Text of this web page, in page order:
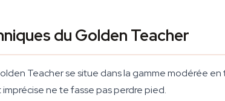
du Golden Teacher
Teacher se situe dans la gamme modérée
ne te fasse pas perdre pied.